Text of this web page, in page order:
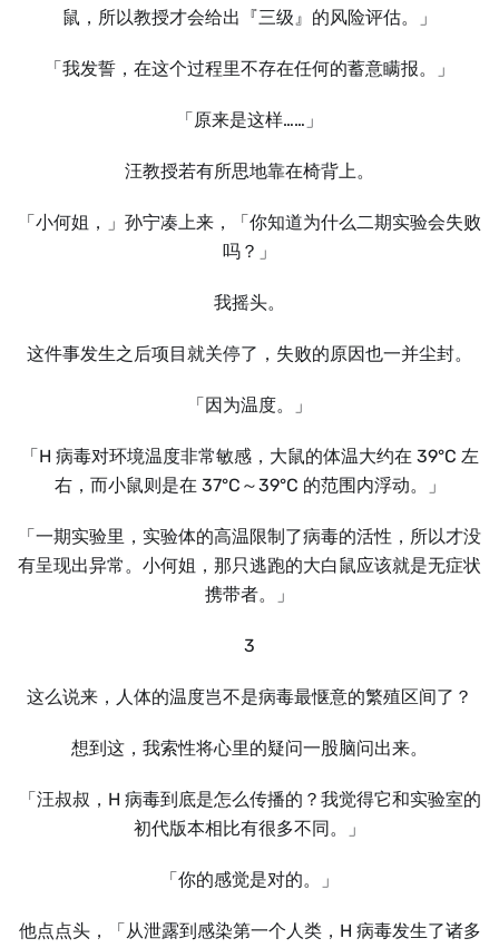
鼠，所以教授才会给出『三级』的风险评估。」
「我发誓，在这个过程里不存在任何的蓄意瞒报。」
「原来是这样……」
汪教授若有所思地靠在椅背上。
「小何姐，」孙宁凑上来，「你知道为什么二期实验会失败
吗？」
我摇头。
这件事发生之后项目就关停了，失败的原因也一并尘封。
「因为温度。」
「H 病毒对环境温度非常敏感，大鼠的体温大约在 39°C 左
右，而小鼠则是在 37°C～39°C 的范围内浮动。」
「一期实验里，实验体的高温限制了病毒的活性，所以才没
有呈现出异常。小何姐，那只逃跑的大白鼠应该就是无症状
携带者。」
3
这么说来，人体的温度岂不是病毒最惬意的繁殖区间了？
想到这，我索性将心里的疑问一股脑问出来。
「汪叔叔，H 病毒到底是怎么传播的？我觉得它和实验室的
初代版本相比有很多不同。」
「你的感觉是对的。」
他点点头，「从泄露到感染第一个人类，H 病毒发生了诸多